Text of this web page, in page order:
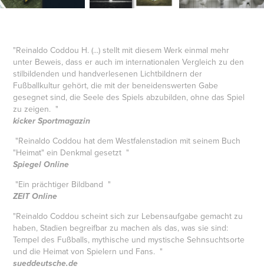
"Reinaldo Coddou H. (...) stellt mit diesem Werk einmal mehr
unter Beweis, dass er auch im internationalen Vergleich zu den
stilbildenden und handverlesenen Lichtbildnern der
Fußballkultur gehört, die mit der beneidenswerten Gabe
gesegnet sind, die Seele des Spiels abzubilden, ohne das Spiel
zu zeigen. "
kicker Sportmagazin
"Reinaldo Coddou hat dem Westfalenstadion mit seinem Buch
"Heimat" ein Denkmal gesetzt "
Spiegel Online
"Ein prächtiger Bildband "
ZEIT Online
"Reinaldo Coddou scheint sich zur Lebensaufgabe gemacht zu
haben, Stadien begreifbar zu machen als das, was sie sind:
Tempel des Fußballs, mythische und mystische Sehnsuchtsorte
und die Heimat von Spielern und Fans. "
sueddeutsche.de